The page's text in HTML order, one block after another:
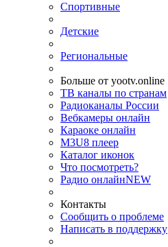
Спортивные
Детские
Региональные
Больше от yootv.online
ТВ каналы по странам
Радиоканалы России
Вебкамеры онлайн
Караоке онлайн
M3U8 плеер
Каталог иконок
Что посмотреть?
Радио онлайнNEW
Контакты
Сообщить о проблеме
Написать в поддержку